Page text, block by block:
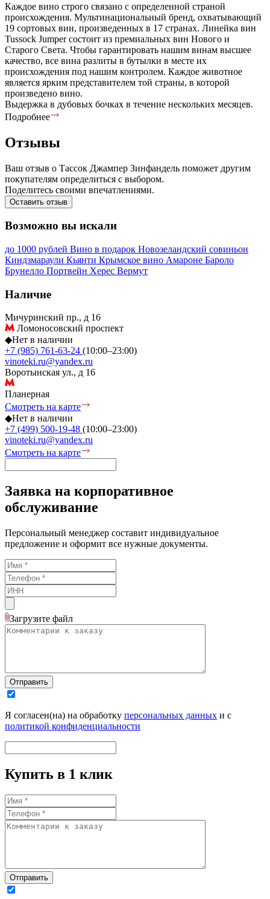
Каждое вино строго связано с определенной страной
происхождения. Мультинациональный бренд, охватывающий
19 сортовых вин, произведенных в 17 странах. Линейка вин
Tussock Jumper состоит из премиальных вин Нового и
Старого Света. Чтобы гарантировать нашим винам высшее
качество, все вина разлиты в бутылки в месте их
происхождения под нашим контролем. Каждое животное
является ярким представителем той страны, в которой
произведено вино.
Выдержка в дубовых бочках в течение нескольких месяцев.
Подробнее
Отзывы
Ваш отзыв о Тассок Джампер Зинфандель поможет другим
покупателям определиться с выбором.
Поделитесь своими впечатлениями.
Оставить отзыв
Возможно вы искали
до 1000 рублей Вино в подарок Новозеландский совиньон
Киндзмараули Кьянти Крымское вино Амароне Бароло
Брунелло Портвейн Херес Вермут
Наличие
Мичуринский пр., д 16
Ломоносовский проспект
◆Нет в наличии
+7 (985) 761-63-24 (10:00–23:00)
vinoteki.ru@yandex.ru
Воротынская ул., д 16
Планерная
Смотреть на карте
◆Нет в наличии
+7 (499) 500-19-48 (10:00–23:00)
vinoteki.ru@yandex.ru
Смотреть на карте
Заявка на корпоративное
обслуживание
Персональный менеджер составит индивидуальное
предложение и оформит все нужные документы.
Загрузите файл
Отправить
Я согласен(на) на обработку персональных данных и с
политикой конфиденциальности
Купить в 1 клик
Отправить